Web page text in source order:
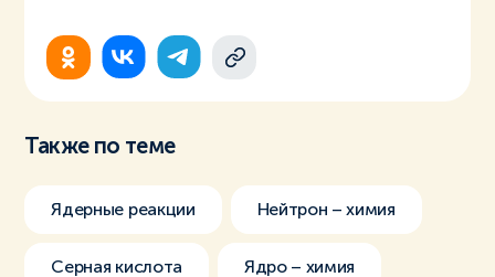
Также по теме
Ядерные реакции Нейтрон – химия
Серная кислота Ядро – химия